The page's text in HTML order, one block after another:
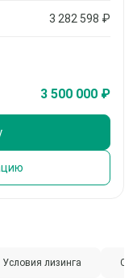
3 282 598 ₽
3 500 000 ₽
Условия лизинга